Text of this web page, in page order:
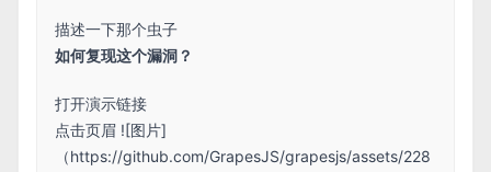
描述一下那个虫子
如何复现这个漏洞？
打开演示链接
点击页眉 ![图片]
（https://github.com/GrapesJS/grapesjs/assets/228